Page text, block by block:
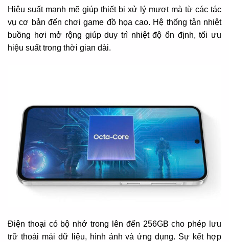
Hiệu suất mạnh mẽ giúp thiết bị xử lý mượt mà từ các tác
vụ cơ bản đến chơi game đồ họa cao. Hệ thống tản nhiệt
buồng hơi mở rộng giúp duy trì nhiệt độ ổn định, tối ưu
hiệu suất trong thời gian dài.
Điện thoại có bộ nhớ trong lên đến 256GB cho phép lưu
trữ thoải mái dữ liệu, hình ảnh và ứng dụng. Sự kết hợp